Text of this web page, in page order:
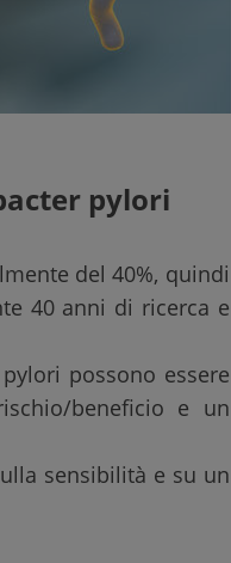
pylori
del 40%, quindi
40 anni di ricerca e
possono essere
beneficio e un
sensibilità e su un